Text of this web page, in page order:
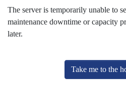
The server is temporarily unable to
maintenance downtime or capacity
later.
Take me to the